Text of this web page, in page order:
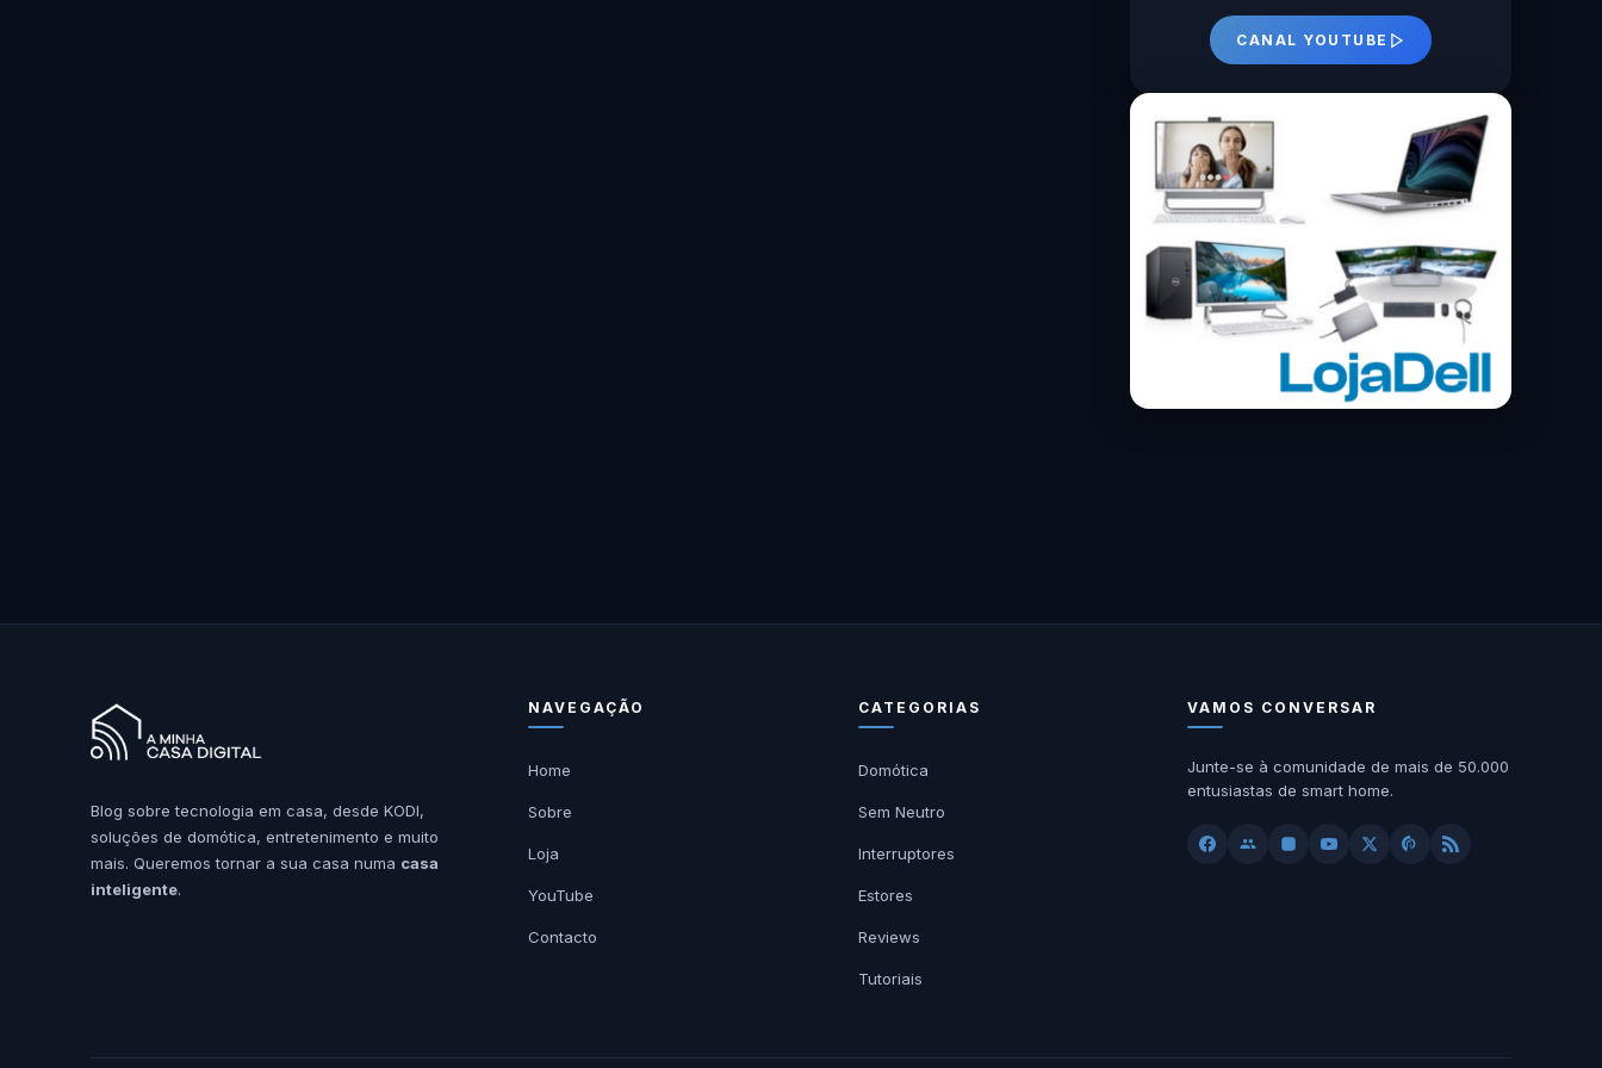
CANAL YOUTUBE
Blog sobre tecnologia em casa, desde KODI,
soluções de domótica, entretenimento e muito
mais. Queremos tornar a sua casa numa casa
inteligente.
NAVEGAÇÃO
Home
Sobre
Loja
YouTube
Contacto
CATEGORIAS
Domótica
Sem Neutro
Interruptores
Estores
Reviews
Tutoriais
VAMOS CONVERSAR
Junte-se à comunidade de mais de 50.000
entusiastas de smart home.